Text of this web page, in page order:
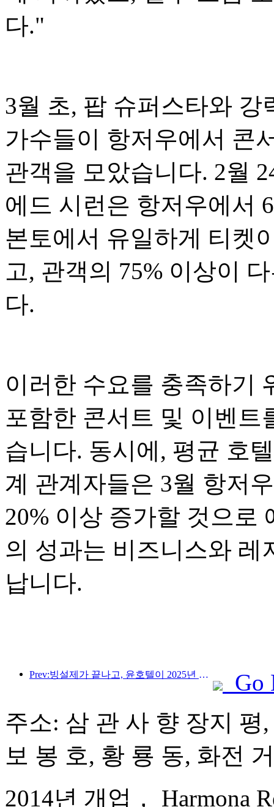
다."
3월 초, 팝 슈퍼스타와
가수들이 항저우에서 콘
관객을 모았습니다. 2월
에드 시런은 항저우에서
본토에서 유일하게 티켓
고, 관객의 75% 이상이
다.
이러한 수요를 충족하기
포함한 콘서트 및 이벤
습니다. 동시에, 평균 호
계 관계자들은 3월 항저
20% 이상 증가할 것으로
의 성과는 비즈니스와 레
납니다.
Prev:빙설제가 끝나고, 윤호텔이 2025년 첫 '부'의 물결을 가져갔다
Go
주소: 삼 관 사 향 장지
보 봉 호, 황 룡 동, 화전
2014년 개업， Harmona